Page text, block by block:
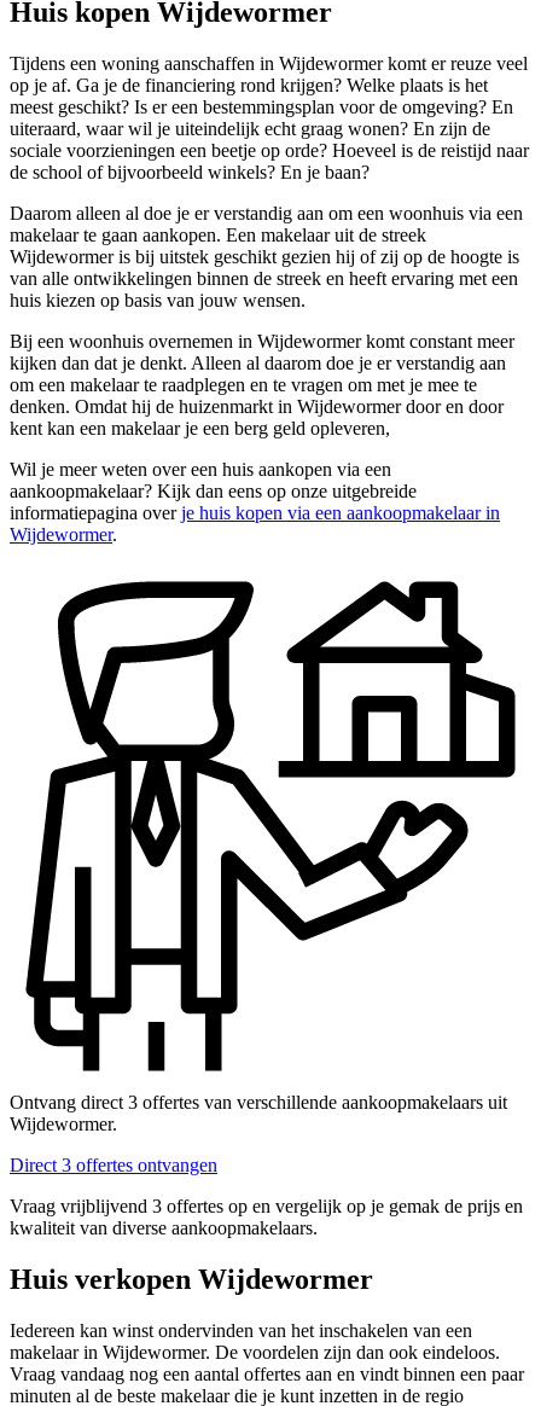
Huis kopen Wijdewormer
Tijdens een woning aanschaffen in Wijdewormer komt er reuze veel
op je af. Ga je de financiering rond krijgen? Welke plaats is het
meest geschikt? Is er een bestemmingsplan voor de omgeving? En
uiteraard, waar wil je uiteindelijk echt graag wonen? En zijn de
sociale voorzieningen een beetje op orde? Hoeveel is de reistijd naar
de school of bijvoorbeeld winkels? En je baan?
Daarom alleen al doe je er verstandig aan om een woonhuis via een
makelaar te gaan aankopen. Een makelaar uit de streek
Wijdewormer is bij uitstek geschikt gezien hij of zij op de hoogte is
van alle ontwikkelingen binnen de streek en heeft ervaring met een
huis kiezen op basis van jouw wensen.
Bij een woonhuis overnemen in Wijdewormer komt constant meer
kijken dan dat je denkt. Alleen al daarom doe je er verstandig aan
om een makelaar te raadplegen en te vragen om met je mee te
denken. Omdat hij de huizenmarkt in Wijdewormer door en door
kent kan een makelaar je een berg geld opleveren,
Wil je meer weten over een huis aankopen via een
aankoopmakelaar? Kijk dan eens op onze uitgebreide
informatiepagina overje huis kopen via een aankoopmakelaar in
Wijdewormer.
Ontvang direct 3 offertes van verschillende aankoopmakelaars uit
Wijdewormer.
Direct 3 offertes ontvangen
Vraag vrijblijvend 3 offertes op en vergelijk op je gemak de prijs en
kwaliteit van diverse aankoopmakelaars.
Huis verkopen Wijdewormer
Iedereen kan winst ondervinden van het inschakelen van een
makelaar in Wijdewormer. De voordelen zijn dan ook eindeloos.
Vraag vandaag nog een aantal offertes aan en vindt binnen een paar
minuten al de beste makelaar die je kunt inzetten in de regio